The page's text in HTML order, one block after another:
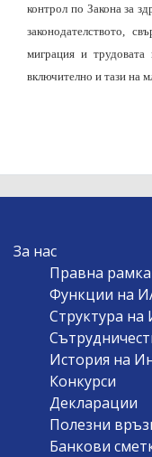
контрол по Закона за
законодателството,
миграция и трудовата
включително и тази на
NAVIGATION
За нас
Правна рамка
Функции на
Структура
История на
Конкурси
Декларации
Полезни
Банкови